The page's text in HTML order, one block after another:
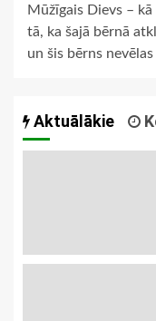
Mūžīgais Dievs –
tā, ka šajā bērnā
un šis bērns nevēlas
Aktuālākie